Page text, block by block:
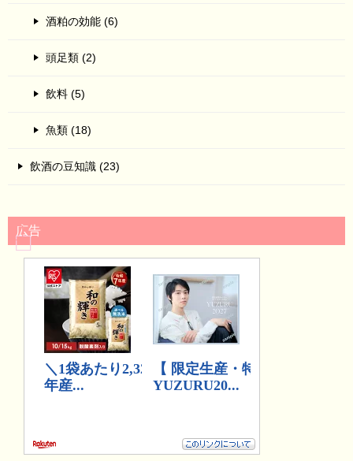
酒粕の効能 (6)
頭足類 (2)
飲料 (5)
魚類 (18)
飲酒の豆知識 (23)
広告